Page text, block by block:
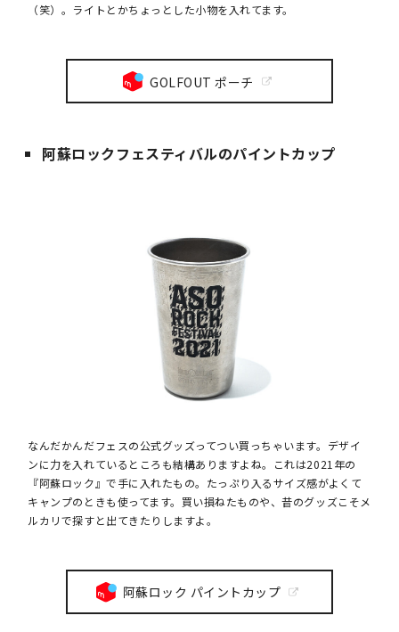
（笑）。ライトとかちょっとした小物を入れてます。
GOLFOUT ポーチ
阿蘇ロックフェスティバルのパイントカップ
なんだかんだフェスの公式グッズってつい買っちゃいます。デザイ
ンに力を入れているところも結構ありますよね。これは2021年の
『阿蘇ロック』で手に入れたもの。たっぷり入るサイズ感がよくて
キャンプのときも使ってます。買い損ねたものや、昔のグッズこそメ
ルカリで探すと出てきたりしますよ。
阿蘇ロック パイントカップ